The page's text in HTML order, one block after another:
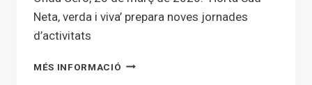
Neta, verda i viva’ prepara noves jornades
d’activitats
MÉS INFORMACIÓ ‘HORTA